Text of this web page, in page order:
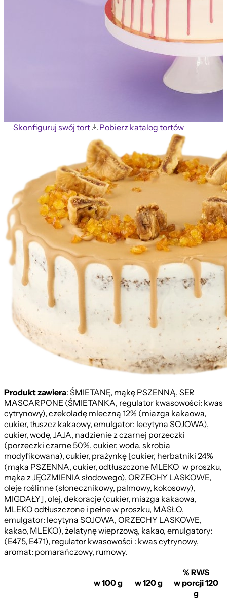
Truskawkowy Premium
Skonfiguruj swój tort Pobierz katalog tortów
Produkt zawiera: ŚMIETANĘ, mąkę PSZENNĄ, SER
MASCARPONE (ŚMIETANKA, regulator kwasowości: kwas
cytrynowy), czekoladę mleczną 12% (miazga kakaowa,
cukier, tłuszcz kakaowy, emulgator: lecytyna SOJOWA),
cukier, wodę, JAJA, nadzienie z czarnej porzeczki
(porzeczki czarne 50%, cukier, woda, skrobia
modyfikowana), cukier, prażynkę [cukier, herbatniki 24%
(mąka PSZENNA, cukier, odtłuszczone MLEKO w proszku,
mąka z JĘCZMIENIA słodowego), ORZECHY LASKOWE,
oleje roślinne (słonecznikowy, palmowy, kokosowy),
MIGDAŁY], olej, dekoracje (cukier, miazga kakaowa,
MLEKO odtłuszczone i pełne w proszku, MASŁO,
emulgator: lecytyna SOJOWA, ORZECHY LASKOWE,
kakao, MLEKO), żelatynę wieprzową, kakao, emulgatory:
(E475, E471), regulator kwasowości : kwas cytrynowy,
aromat: pomarańczowy, rumowy.
w 100 g w 120 g
% RWS
w porcji 120
g